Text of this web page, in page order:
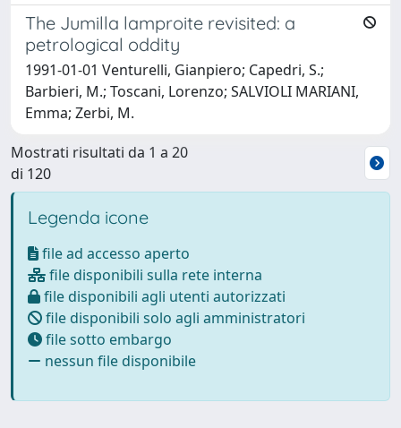
The Jumilla lamproite revisited: a
petrological oddity
1991-01-01 Venturelli, Gianpiero; Capedri, S.;
Barbieri, M.; Toscani, Lorenzo; SALVIOLI MARIANI,
Emma; Zerbi, M.
Mostrati risultati da 1 a 20
di 120
Legenda icone
file ad accesso aperto
file disponibili sulla rete interna
file disponibili agli utenti autorizzati
file disponibili solo agli amministratori
file sotto embargo
nessun file disponibile